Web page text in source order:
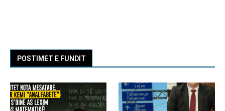
POSTIMET E FUNDIT